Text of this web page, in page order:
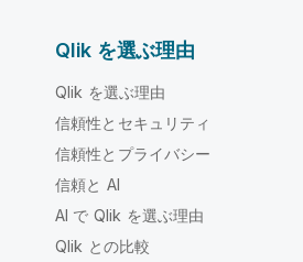
Qlik を選ぶ理由
Qlik を選ぶ理由
信頼性とセキュリティ
信頼性とプライバシー
信頼と AI
AI で Qlik を選ぶ理由
Qlik との比較